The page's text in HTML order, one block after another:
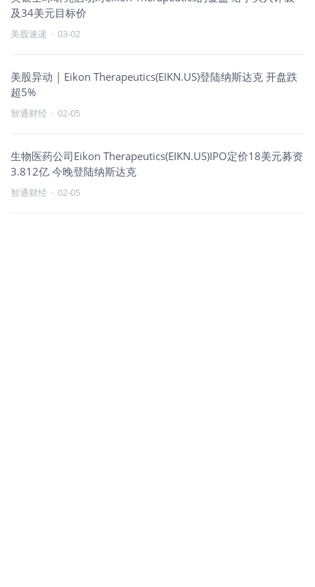
及34美元目标价
美股速递 · 03-02
美股异动 | Eikon Therapeutics(EIKN.US)登陆纳斯达克 开盘跌
超5%
智通财经 · 02-05
生物医药公司Eikon Therapeutics(EIKN.US)IPO定价18美元募资
3.812亿 今晚登陆纳斯达克
智通财经 · 02-05